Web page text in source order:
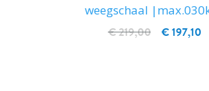
weegschaal
€ 197,10
€ 219,00